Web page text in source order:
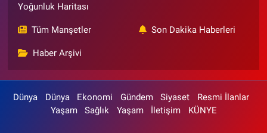
Yoğunluk Haritası
Tüm Manşetler Son Dakika Haberleri
Haber Arşivi
Dünya Dünya Ekonomi Gündem Siyaset
Resmi İlanlar
Yaşam
Sağlık Yaşam İletişim KÜNYE